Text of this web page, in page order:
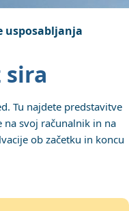
usposabljanja
sira
Tu najdete predstavitve
na svoj računalnik in na
ob začetku in koncu